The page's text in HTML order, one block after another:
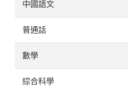
中國語文
普通話
數學
綜合科學